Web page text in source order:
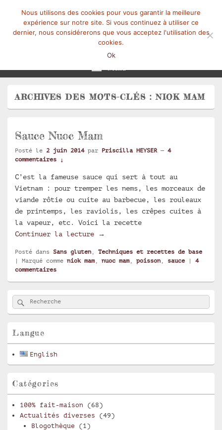
ARCHIVES DES MOTS-CLÉS :NIOK MAM
Sauce Nuoc Mam
Posté le 2 juin 2014 par Priscilla HEYSER — 4
commentaires ↓
C’est la fameuse sauce qui sert à tout au
Vietnam : pour tremper les nems, les morceaux de
viande rôtie ou cuite au barbecue, les rouleaux
de printemps, les raviolis, les crêpes cuites à
la vapeur, etc. Voici la recette
Continuer la lecture
Sauce Nuoc Mam
→
Posté dans Sans gluten , Techniques et recettes de base
| Marqué comme niok mam, nuoc mam, poisson , sauce | 4
commentaires
Zone
principale
de
pour
latérale
Recherche :
Rechercher
Langue
English
Catégories
100% fait-maison (68)
Actualités diverses (49)
Blogothèque (1)
Nous utilisons des cookies pour vous garantir la meilleure
expérience sur notre site. Si vous continuez à utiliser ce
dernier, nous considérerons que vous acceptez l'utilisation des
cookies.
Ok